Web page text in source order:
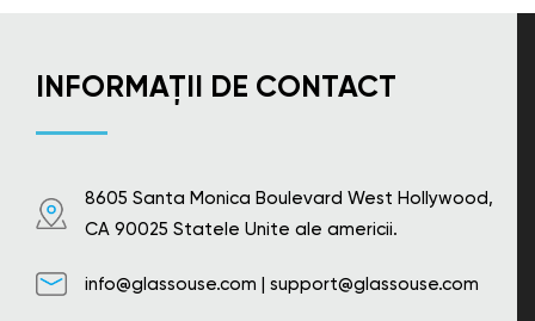
INFORMAȚII DE CONTACT
8605 Santa Monica Boulevard West Hollywood,
CA 90025 Statele Unite ale americii.
info@glassouse.com | support@glassouse.com